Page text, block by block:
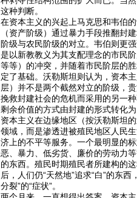
这种判断。
在资本主义的兴起上马克思和韦伯
（资产阶级）通过暴力手段推翻封
阶级与农民阶级的对立。韦伯则更
是以新教教义为其支配理念的市民
等等）的冲突，并随着市民阶层的
定了基础。沃勒斯坦则认为，资本
层）并不是两个截然对立的阶级，
挽救封建社会的危机而采用的另一
剩余价值的方式由封建的形式转化
资本主义在边缘地区（按沃勒斯坦
领域，而是渗透进被殖民地区人民
济上的不平等服务。一个最明显的
恶、暴力、低劣货、廉价的劳动力
的东西。殖民时期殖民者所建构的
后，人们仍“天然地”追求“白”的东
分裂”的“症状”。